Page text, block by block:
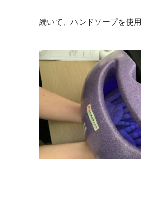
続いて、ハンドソープを使